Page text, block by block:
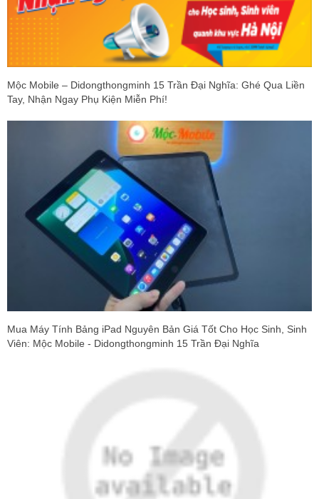
Mộc Mobile – Didongthongminh 15 Trần Đại Nghĩa: Ghé Qua Liền
Tay, Nhận Ngay Phụ Kiện Miễn Phí!
Mua Máy Tính Bảng iPad Nguyên Bản Giá Tốt Cho Học Sinh, Sinh
Viên: Mộc Mobile - Didongthongminh 15 Trần Đại Nghĩa